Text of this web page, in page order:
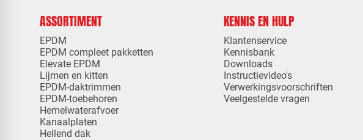
ASSORTIMENT
EPDM
EPDM compleet pakketten
Elevate EPDM
Lijmen en kitten
EPDM-daktrimmen
EPDM-toebehoren
Hemelwaterafvoer
Kanaalplaten
Hellend dak
KENNIS EN HULP
Klantenservice
Kennisbank
Downloads
Instructievideo's
Verwerkingsvoorschriften
Veelgestelde vragen